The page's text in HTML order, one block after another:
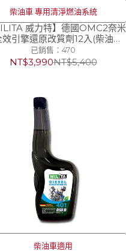
柴油車 專用清淨燃油系統
威力特】德國OMC2奈米
效引擎還原改質劑12入(柴油
汽油精 汽油添加劑 柴油精
已銷售：470
NT$3,990NT$5,400
柴油車適用